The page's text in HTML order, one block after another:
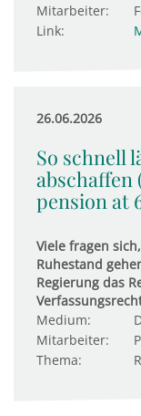
Mitarbeiter:
Link:
26.06.2026
So schnell
abschaffen
pension at
Viele fragen
Ruhestand
Regierung das
Medium:
Mitarbeiter:
Thema: